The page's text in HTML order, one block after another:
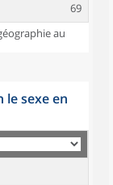
69
au
le sexe en